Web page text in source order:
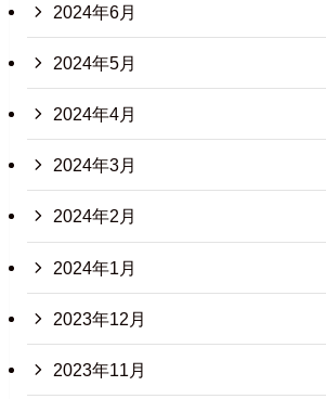
2024年6月
2024年5月
2024年4月
2024年3月
2024年2月
2024年1月
2023年12月
2023年11月